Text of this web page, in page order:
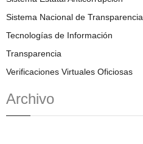
Sistema Nacional de Transparencia
Tecnologías de Información
Transparencia
Verificaciones Virtuales Oficiosas
Archivo